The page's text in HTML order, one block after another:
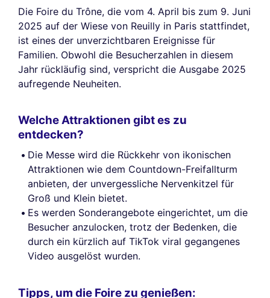
Die Foire du Trône, die vom 4. April bis zum 9. Juni
2025 auf der Wiese von Reuilly in Paris stattfindet,
ist eines der unverzichtbaren Ereignisse für
Familien. Obwohl die Besucherzahlen in diesem
Jahr rückläufig sind, verspricht die Ausgabe 2025
aufregende Neuheiten.
Welche Attraktionen gibt es zu
entdecken?
Die Messe wird die Rückkehr von ikonischen
Attraktionen wie dem Countdown-Freifallturm
anbieten, der unvergessliche Nervenkitzel für
Groß und Klein bietet.
Es werden Sonderangebote eingerichtet, um die
Besucher anzulocken, trotz der Bedenken, die
durch ein kürzlich auf TikTok viral gegangenes
Video ausgelöst wurden.
Tipps, um die Foire zu genießen: